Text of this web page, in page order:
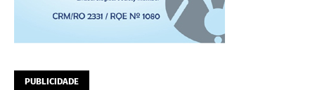
PUBLICIDADE